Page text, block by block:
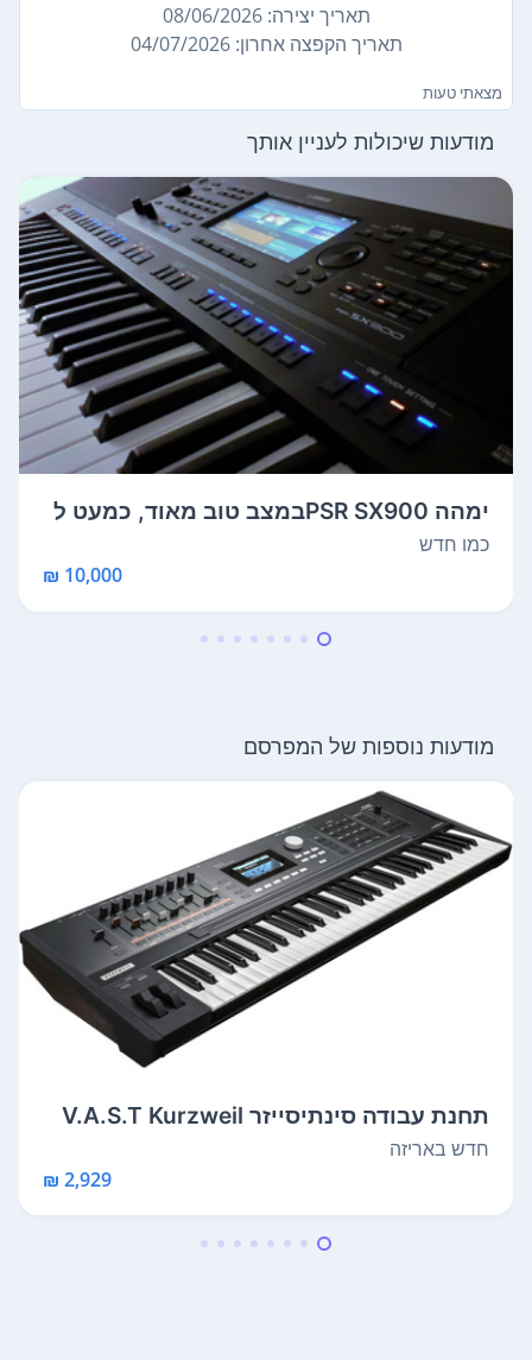
תאריך יצירה: 08/06/2026
תאריך הקפצה אחרון: 04/07/2026
מצאתי טעות
מודעות שיכולות לעניין אותך
ימהה PSR SX900במצב טוב מאוד, כמעט ל
א יצא...
כמו חדש
10,000 ₪
מודעות נוספות של המפרסם
תחנת עבודה סינתיסייזר V.A.S.T Kurzweil
K...
חדש באריזה
2,929 ₪